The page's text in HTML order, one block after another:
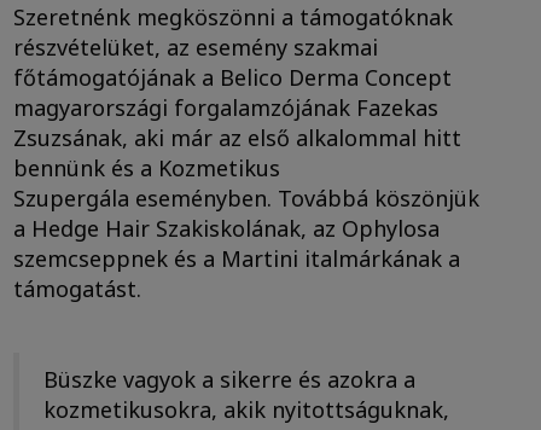
Szeretnénk megköszönni a támogatóknak
részvételüket, az esemény szakmai
főtámogatójának a Belico Derma Concept
magyarországi forgalamzójának Fazekas
Zsuzsának, aki már az első alkalommal hitt
bennünk és a Kozmetikus
Szupergála eseményben. Továbbá köszönjük
a Hedge Hair Szakiskolának, az Ophylosa
szemcseppnek és a Martini italmárkának a
támogatást.
Büszke vagyok a sikerre és azokra a
kozmetikusokra, akik nyitottságuknak,